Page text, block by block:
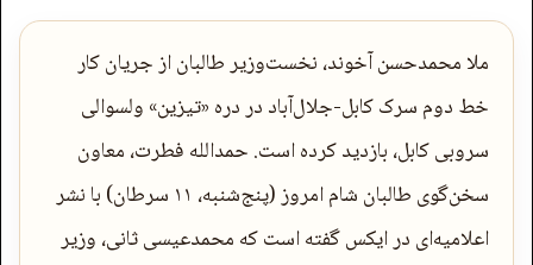
ملا محمدحسن آخوند، نخست‌وزیر طالبان از جریان کار
خط دوم سرک کابل-جلال‌آباد در دره «تیزین» ولسوالی
سروبی کابل، بازدید کرده است. حمدالله فطرت، معاون
سخن‌گوی طالبان شام امروز (پنج‌شنبه، ۱۱ سرطان) با نشر
اعلامیه‌ای در ایکس گفته است که محمدعیسی ثانی، وزیر